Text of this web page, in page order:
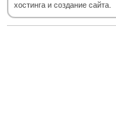
хостинга и создание сайта.